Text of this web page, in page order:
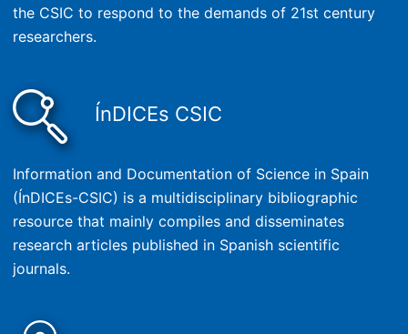
the CSIC to respond to the demands of 21st century
researchers.
ÍnDICEs CSIC
Information and Documentation of Science in Spain
(ÍnDICEs-CSIC) is a multidisciplinary bibliographic
resource that mainly compiles and disseminates
research articles published in Spanish scientific
journals.